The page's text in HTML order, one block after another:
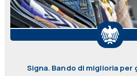
Signa. Bando di miglioria per